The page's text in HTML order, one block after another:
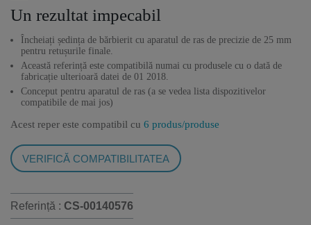
Un rezultat impecabil
Încheiați ședința de bărbierit cu aparatul de ras de precizie de 25 mm
pentru retușurile finale.
Această referință este compatibilă numai cu produsele cu o dată de
fabricație ulterioară datei de 01 2018.
Conceput pentru aparatul de ras (a se vedea lista dispozitivelor
compatibile de mai jos)
Acest reper este compatibil cu 6 produs/produse
VERIFICĂ COMPATIBILITATEA
Referință : CS-00140576